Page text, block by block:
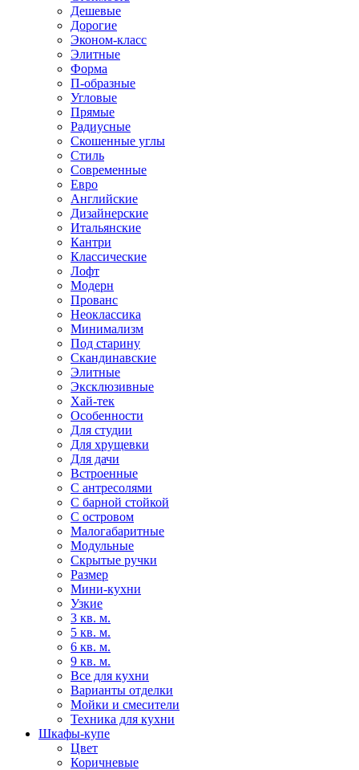
Дешевые
Дорогие
Эконом-класс
Элитные
Форма
П-образные
Угловые
Прямые
Радиусные
Скошенные углы
Стиль
Современные
Евро
Английские
Дизайнерские
Итальянские
Кантри
Классические
Лофт
Модерн
Прованс
Неоклассика
Минимализм
Под старину
Скандинавские
Элитные
Эксклюзивные
Хай-тек
Особенности
Для студии
Для хрущевки
Для дачи
Встроенные
С антресолями
С барной стойкой
С островом
Малогабаритные
Модульные
Скрытые ручки
Размер
Мини-кухни
Узкие
3 кв. м.
5 кв. м.
6 кв. м.
9 кв. м.
Все для кухни
Варианты отделки
Мойки и смесители
Техника для кухни
Шкафы-купе
Цвет
Коричневые